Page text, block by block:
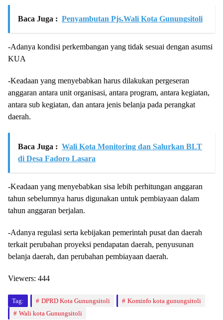
Baca Juga : Penyambutan Pjs.Wali Kota Gunungsitoli
-Adanya kondisi perkembangan yang tidak sesuai dengan asumsi
KUA
-Keadaan yang menyebabkan harus dilakukan pergeseran
anggaran antara unit organisasi, antara program, antara kegiatan,
antara sub kegiatan, dan antara jenis belanja pada perangkat
daerah.
Baca Juga : Wali Kota Monitoring dan Salurkan BLT
di Desa Fadoro Lasara
-Keadaan yang menyebabkan sisa lebih perhitungan anggaran
tahun sebelumnya harus digunakan untuk pembiayaan dalam
tahun anggaran berjalan.
-Adanya regulasi serta kebijakan pemerintah pusat dan daerah
terkait perubahan proyeksi pendapatan daerah, penyusunan
belanja daerah, dan perubahan pembiayaan daerah.
Viewers: 444
Tag: DPRD Kota Gunungsitoli
Kominfo kota gunungsitoli
Wali kota Gunungsitoli